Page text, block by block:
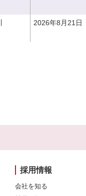
2026年8月21日
採用情報
会社を知る